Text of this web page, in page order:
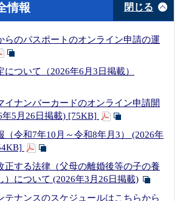
情報 閉じる
らのパスポートのオンライン申請の運
ついて（2026年6月3日掲載）
イナンバーカードのオンライン申請開
5月26日掲載) [75KB]
（令和7年10月～令和8年月3） (2026年
正する法律（父母の離婚後等の子の養
）について (2026年3月26日掲載)
テナンスのスケジュールはこちらから